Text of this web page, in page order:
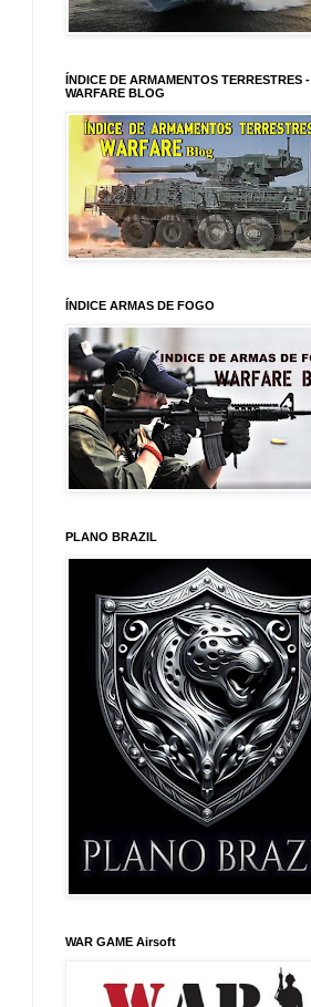
ÍNDICE DE ARMAMENTOS TERRESTRES -
WARFARE BLOG
ÍNDICE ARMAS DE FOGO
PLANO BRAZIL
WAR GAME Airsoft